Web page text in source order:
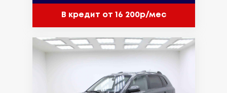
В кредит от 16 200р/мес